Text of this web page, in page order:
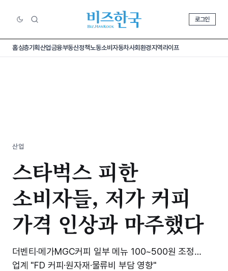
로그인
홈심층기획산업금융부동산정책노동소비 자동차사회환경지역라이프
산업
스타벅스 피한
소비자들, 저가 커피
가격 인상과 마주했다
더벤티·메가MGC커피 일부 메뉴 100~500원 조정…
업계 "FD 커피·원자재·물류비 부담 영향"